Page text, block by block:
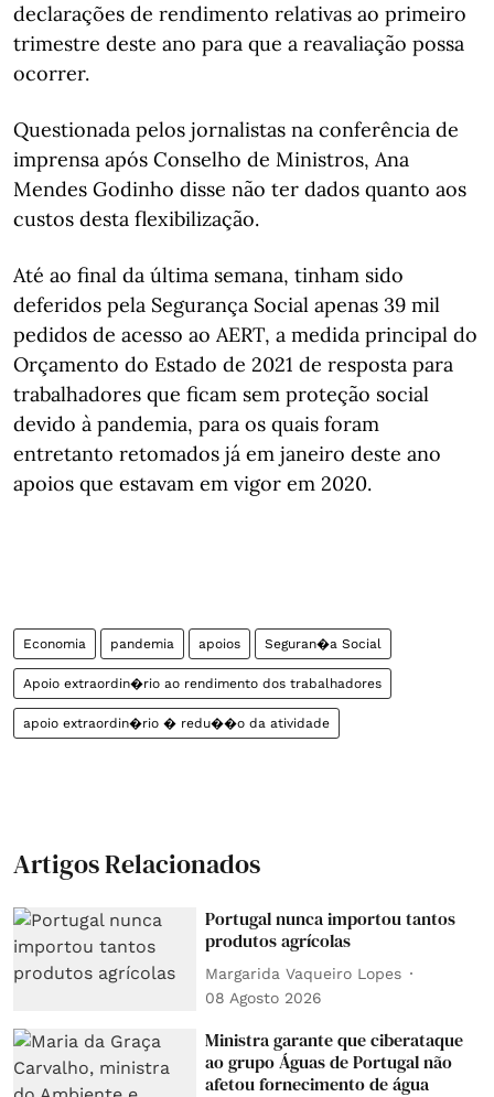
declarações de rendimento relativas ao primeiro
trimestre deste ano para que a reavaliação possa
ocorrer.
Questionada pelos jornalistas na conferência de
imprensa após Conselho de Ministros, Ana
Mendes Godinho disse não ter dados quanto aos
custos desta flexibilização.
Até ao final da última semana, tinham sido
deferidos pela Segurança Social apenas 39 mil
pedidos de acesso ao AERT, a medida principal do
Orçamento do Estado de 2021 de resposta para
trabalhadores que ficam sem proteção social
devido à pandemia, para os quais foram
entretanto retomados já em janeiro deste ano
apoios que estavam em vigor em 2020.
Economia pandemia apoios Seguran�a Social
Apoio extraordin�rio ao rendimento dos trabalhadores
apoio extraordin�rio � redu��o da atividade
Artigos Relacionados
Portugal nunca importou tantos
produtos agrícolas
Margarida Vaqueiro Lopes
08 Agosto 2026
Ministra garante que ciberataque
ao grupo Águas de Portugal não
afetou fornecimento de água